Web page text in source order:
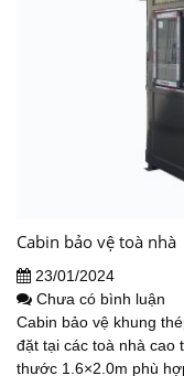
Cabin bảo vệ toà nhà
23/01/2024
Chưa có bình luận
Cabin bảo vệ khung
đặt tại các toà nhà cao
thước 1.6×2.0m phù